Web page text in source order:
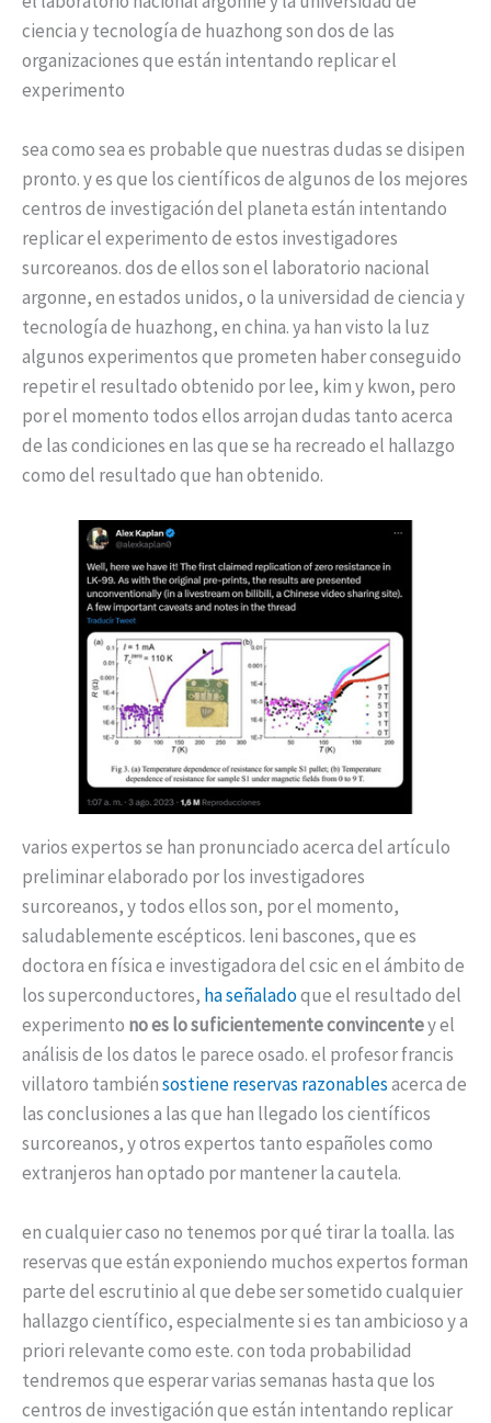
ciencia y tecnología de huazhong son dos de las
organizaciones que están intentando replicar el
experimento
sea como sea es probable que nuestras dudas se disipen
pronto. y es que los científicos de algunos de los mejores
centros de investigación del planeta están intentando
replicar el experimento de estos investigadores
surcoreanos. dos de ellos son el laboratorio nacional
argonne, en estados unidos, o la universidad de ciencia y
tecnología de huazhong, en china. ya han visto la luz
algunos experimentos que prometen haber conseguido
repetir el resultado obtenido por lee, kim y kwon, pero
por el momento todos ellos arrojan dudas tanto acerca
de las condiciones en las que se ha recreado el hallazgo
como del resultado que han obtenido.
varios expertos se han pronunciado acerca del artículo
preliminar elaborado por los investigadores
surcoreanos, y todos ellos son, por el momento,
saludablemente escépticos. leni bascones, que es
doctora en física e investigadora del csic en el ámbito de
los superconductores, ha señaladoque el resultado del
experimento no es lo suficientemente convincentey el
análisis de los datos le parece osado. el profesor francis
villatoro tambiénsostiene reservas razonablesacerca de
las conclusiones a las que han llegado los científicos
surcoreanos, y otros expertos tanto españoles como
extranjeros han optado por mantener la cautela.
en cualquier caso no tenemos por qué tirar la toalla. las
reservas que están exponiendo muchos expertos forman
parte del escrutinio al que debe ser sometido cualquier
hallazgo científico, especialmente si es tan ambicioso y a
priori relevante como este. con toda probabilidad
tendremos que esperar varias semanas hasta que los
centros de investigación que están intentando replicar